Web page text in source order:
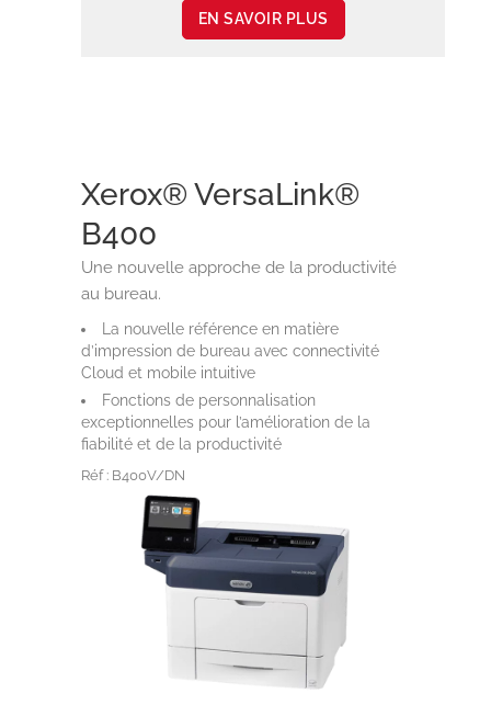
EN SAVOIR PLUS
Xerox® VersaLink®
B400
Une nouvelle approche de la productivité
au bureau.
La nouvelle référence en matière
d’impression de bureau avec connectivité
Cloud et mobile intuitive
Fonctions de personnalisation
exceptionnelles pour l’amélioration de la
fiabilité et de la productivité
Réf : B400V/DN